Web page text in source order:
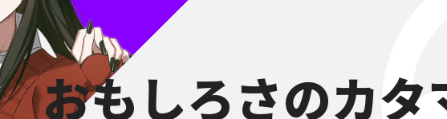
おもしろさのカタ